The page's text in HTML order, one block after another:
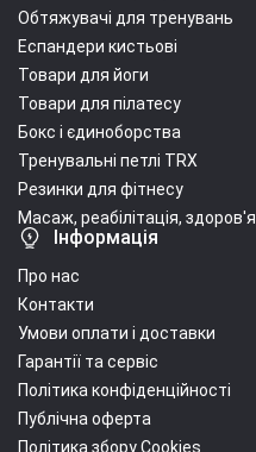
Обтяжувачі для тренувань
Еспандери кистьові
Товари для йоги
Товари для пілатесу
Бокс і єдиноборства
Тренувальні петлі TRX
Резинки для фітнесу
Масаж, реабілітація, здоров'я
Інформація
Про нас
Контакти
Умови оплати і доставки
Гарантії та сервіс
Політика конфіденційності
Публічна оферта
Політика збору Cookies